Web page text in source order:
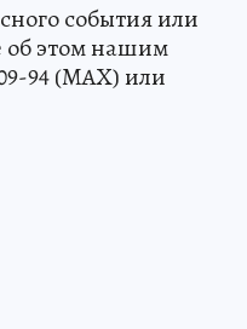
события или
об этом нашим
94 (MAX) или